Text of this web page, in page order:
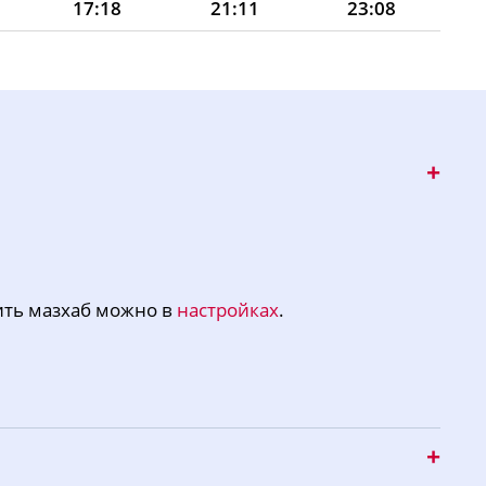
17:18 21:11
23:08
20:52
мазхаб можно в настройках.